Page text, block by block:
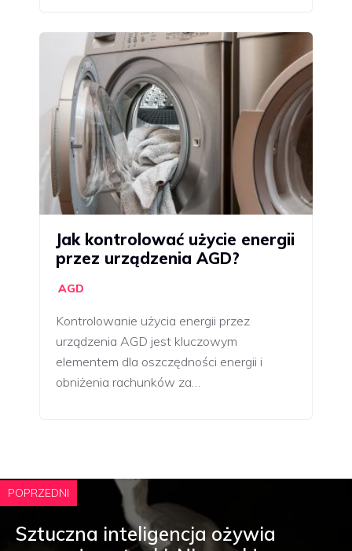
Jak kontrolować użycie energii
przez urządzenia AGD?
AGD
Kontrolowanie użycia energii przez
urządzenia AGD jest kluczowym
elementem dla oszczędności energii i
obniżenia rachunków za…
POPRZEDNI
Sztuczna inteligencja ożywia